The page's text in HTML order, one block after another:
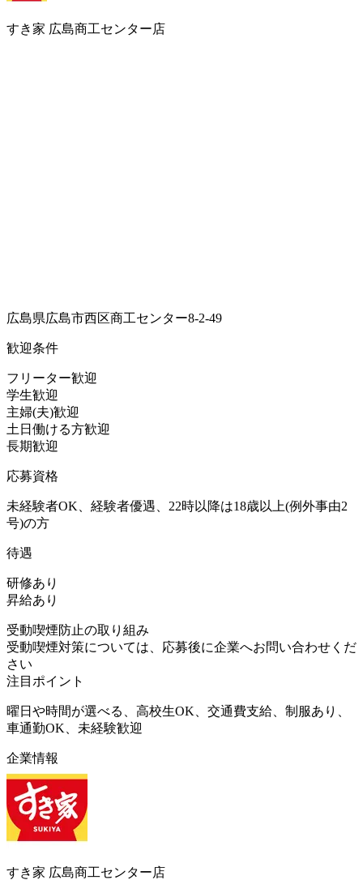
すき家 広島商工センター店
広島県広島市西区商工センター8-2-49
歓迎条件
フリーター歓迎
学生歓迎
主婦(夫)歓迎
土日働ける方歓迎
長期歓迎
応募資格
未経験者OK、経験者優遇、22時以降は18歳以上(例外事由2
号)の方
待遇
研修あり
昇給あり
受動喫煙防止の取り組み
受動喫煙対策については、応募後に企業へお問い合わせくだ
さい
注目ポイント
曜日や時間が選べる、高校生OK、交通費支給、制服あり、
車通勤OK、未経験歓迎
企業情報
すき家 広島商工センター店